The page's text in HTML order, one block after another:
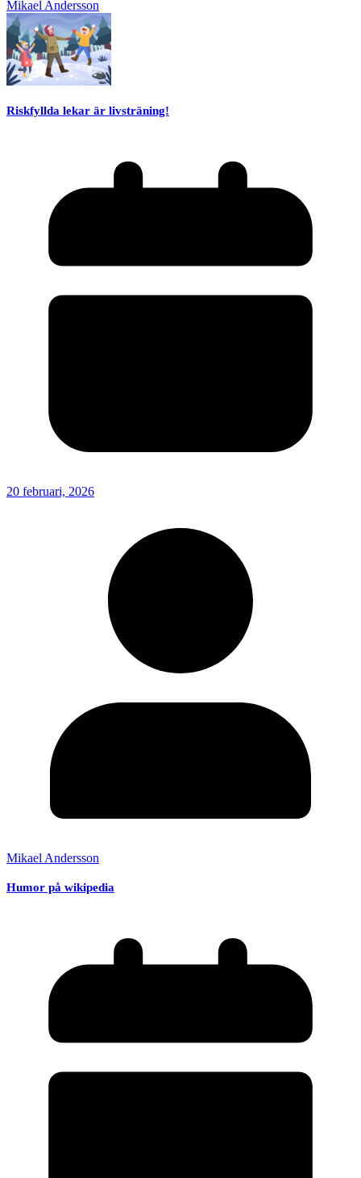
Mikael Andersson
Riskfyllda lekar är livsträning!
20 februari, 2026
Mikael Andersson
Humor på wikipedia